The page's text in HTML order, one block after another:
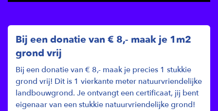
Bij een donatie van € 8,- maak je 1m2
grond vrij
Bij een donatie van € 8,- maak je precies 1 stukkie
grond vrij! Dit is 1 vierkante meter natuurvriendelijke
landbouwgrond. Je ontvangt een certificaat, jij bent
eigenaar van een stukkie natuurvriendelijke grond!